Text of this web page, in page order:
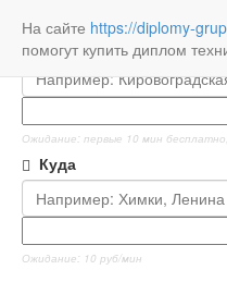
На сайте https://diplomy-
помогут купить диплом
Откуда
Ожидание: первые 10 мин
Куда
Ожидание: 10 руб/мин